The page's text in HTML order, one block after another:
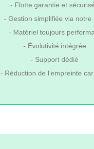
- Flotte garantie et
- Gestion simplifiée via notre
- Matériel toujours
- Évolutivité intégrée
- Support dédié
- Réduction de l’empreinte